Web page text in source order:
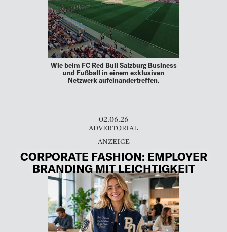
Wie beim FC Red Bull Salzburg Business
und Fußball in einem exklusiven
Netzwerk aufeinandertreffen.
02.06.26
ADVERTORIAL
CORPORATE FASHION: EMPLOYER
BRANDING MIT LEICHTIGKEIT